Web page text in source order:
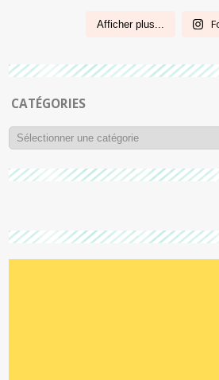
Afficher plus...
CATÉGORIES